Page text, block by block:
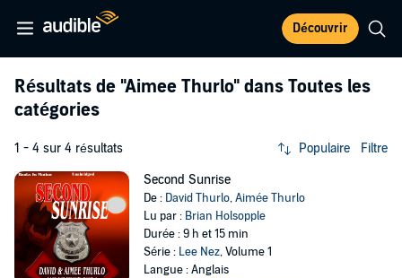
Découvrir
Résultats de "Aimee Thurlo" dans Toutes les
catégories
1 - 4 sur 4 résultats Populaire Filtre
Second Sunrise
De : David Thurlo,Aimée Thurlo
Lu par : Brian Holsopple
Durée : 9 h et 15 min
Série : Lee Nez, Volume 1
Langue : Anglais